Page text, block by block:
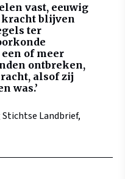
vast, eeuwig
kracht blijven
ter
of meer
ontbreken,
alsof zij
was.’
Landbrief,